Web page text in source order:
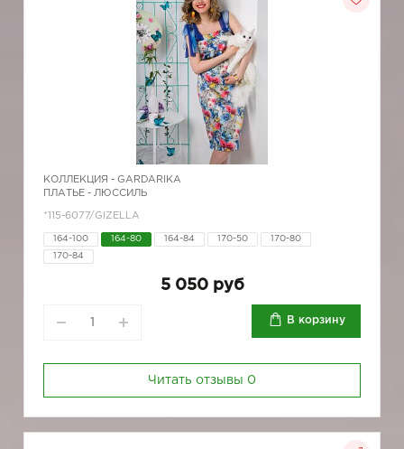
КОЛЛЕКЦИЯ - GARDARIKA
ПЛАТЬЕ - ЛЮССИЛЬ
*115-6077/GIZELLA
164-100 164-80 164-84 170-50 170-80
170-84
5 050 руб
В корзину
Читать отзывы 0